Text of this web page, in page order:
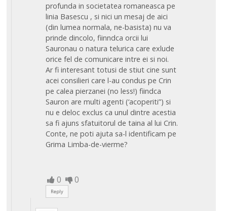
profunda in societatea romaneasca pe
linia Basescu , si nici un mesaj de aici
(din lumea normala, ne-basista) nu va
prinde dincolo, fiinndca orcii lui
Sauronau o natura telurica care exlude
orice fel de comunicare intre ei si noi.
Ar fi interesant totusi de stiut cine sunt
acei consilieri care l-au condus pe Crin
pe calea pierzanei (no less!) fiindca
Sauron are multi agenti (‘acoperiti”) si
nu e deloc exclus ca unul dintre acestia
sa fi ajuns sfatuitorul de taina al lui Crin.
Conte, ne poti ajuta sa-l identificam pe
Grima Limba-de-vierme?
0 0
Reply